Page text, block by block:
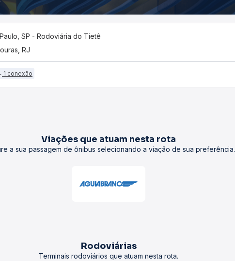
SP - Rodoviária do Tietê
RJ
1 conexão
Viações que atuam nesta rota
a sua passagem de ônibus selecionando a viação de sua preferência.
Rodoviárias
Terminais rodoviários que atuam nesta rota.